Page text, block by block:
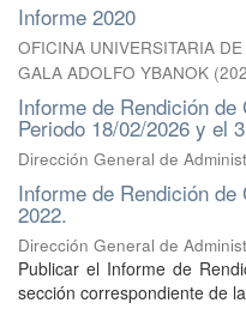
Informe 2020
OFICINA UNIVERSITARIA
GALA ADOLFO YBANOK (
Informe de Rendición
Periodo 18/02/2026 y el
Dirección General de
Informe de Rendición
2022.
Dirección General de
Publicar el Informe de
sección correspondiente de